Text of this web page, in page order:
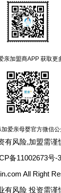
亲加盟商APP 获取更
加爱亲母婴官方微信
有风险,加盟需谨
备11002673号-
All Right
有风险 投资需谨